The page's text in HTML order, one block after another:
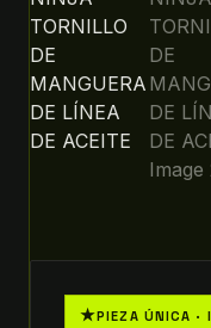
★PIEZA ÚNICA ·